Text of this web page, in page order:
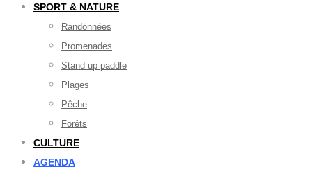
SPORT & NATURE
Randonnées
Promenades
Stand up paddle
Plages
Pêche
Forêts
CULTURE
AGENDA